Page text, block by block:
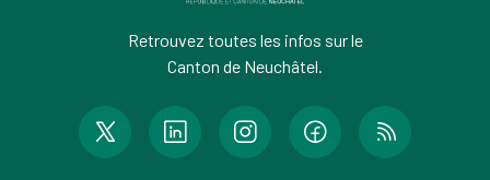
Retrouvez toutes les infos sur le
Canton de Neuchâtel.